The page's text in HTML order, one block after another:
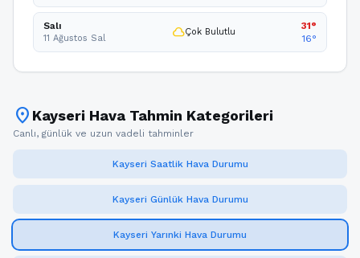
Salı
11 Ağustos Sal cloudÇok Bulutlu
31°
16°
location_on Kayseri Hava Tahmin Kategorileri
Canlı, günlük ve uzun vadeli tahminler
Kayseri Saatlik Hava Durumu
Kayseri Günlük Hava Durumu
Kayseri Yarınki Hava Durumu